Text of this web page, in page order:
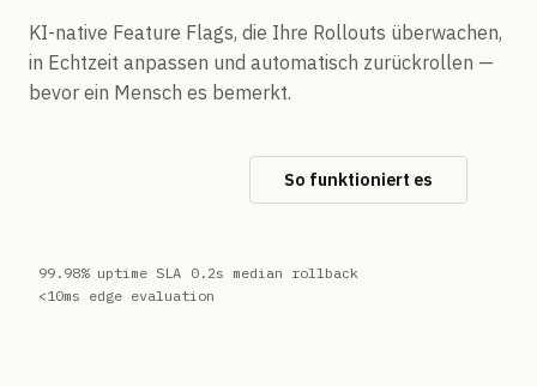
KI-native Feature Flags, die Ihre Rollouts überwachen,
in Echtzeit anpassen und automatisch zurückrollen —
bevor ein Mensch es bemerkt.
So funktioniert es
99.98% uptime SLA 0.2s median rollback
<10ms edge evaluation